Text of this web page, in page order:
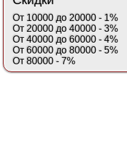
От 10000 до 20000 - 1%
От 20000 до 40000 - 3%
От 40000 до 60000 - 4%
От 60000 до 80000 - 5%
От 80000 - 7%